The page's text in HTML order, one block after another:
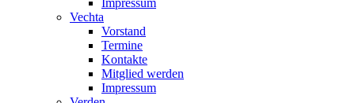
Impressum
Vechta
Vorstand
Termine
Kontakte
Mitglied werden
Impressum